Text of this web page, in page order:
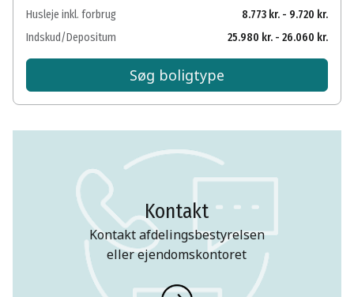
Husleje inkl. forbrug
8.773 kr. - 9.720 kr.
Indskud/Depositum
25.980 kr. - 26.060 kr.
Søg boligtype
Kontakt
Kontakt afdelingsbestyrelsen
eller ejendomskontoret